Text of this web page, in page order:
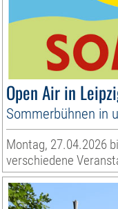
Open Air in
Sommerbühnen in
Montag, 27.04.2026
verschiedene